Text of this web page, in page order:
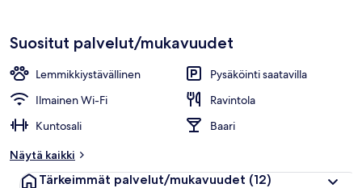
Suositut palvelut/mukavuudet
Lemmikkiystävällinen
Pysäköinti saatavilla
Ilmainen Wi-Fi
Ravintola
Kuntosali
Baari
Näytä kaikki
Tärkeimmät palvelut/mukavuudet (12)